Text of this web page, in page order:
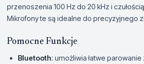
przenoszenia 100 Hz do 20 kHz i
Mikrofony te są idealne do precyzyjnego
Pomocne Funkcje
Bluetooth: umożliwia łatwe parowanie